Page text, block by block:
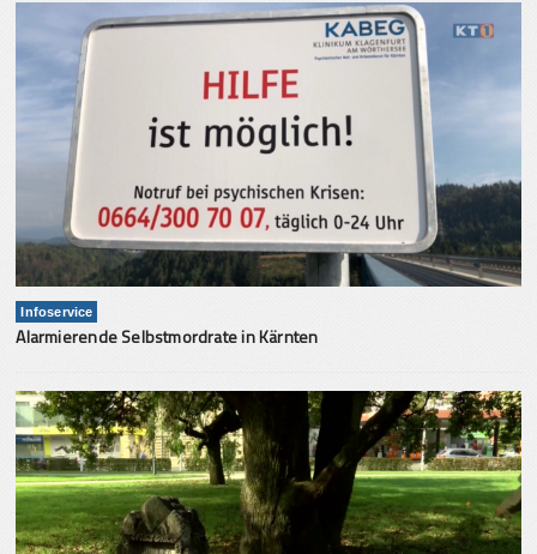
Infoservice
Alarmierende Selbstmordrate in Kärnten